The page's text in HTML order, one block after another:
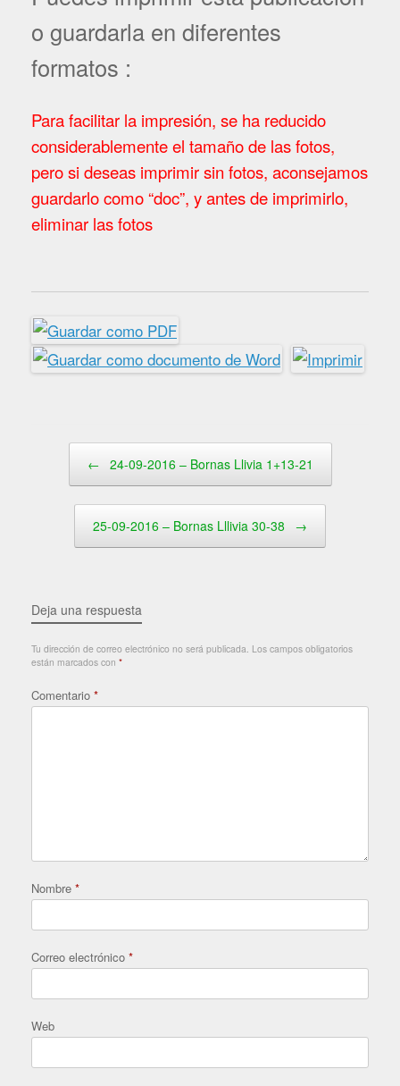
o guardarla en diferentes
formatos :
Para facilitar la impresión, se ha reducido
considerablemente el tamaño de las fotos,
pero si deseas imprimir sin fotos, aconsejamos
guardarlo como “doc”, y antes de imprimirlo,
eliminar las fotos
← 24-09-2016 – Bornas Llivia 1+13-21
25-09-2016 – Bornas Lllivia 30-38 →
Deja una respuesta
Tu dirección de correo electrónico no será publicada. Los campos obligatorios
están marcados con *
Comentario *
Nombre *
Correo electrónico *
Web